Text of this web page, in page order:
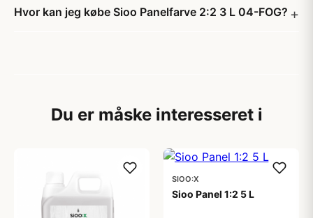
Hvor kan jeg købe Sioo Panelfarve 2:2 3 L 04-FOG?
Du er måske interesseret i
SIOO:X
Sioo Panel 1:2 5 L